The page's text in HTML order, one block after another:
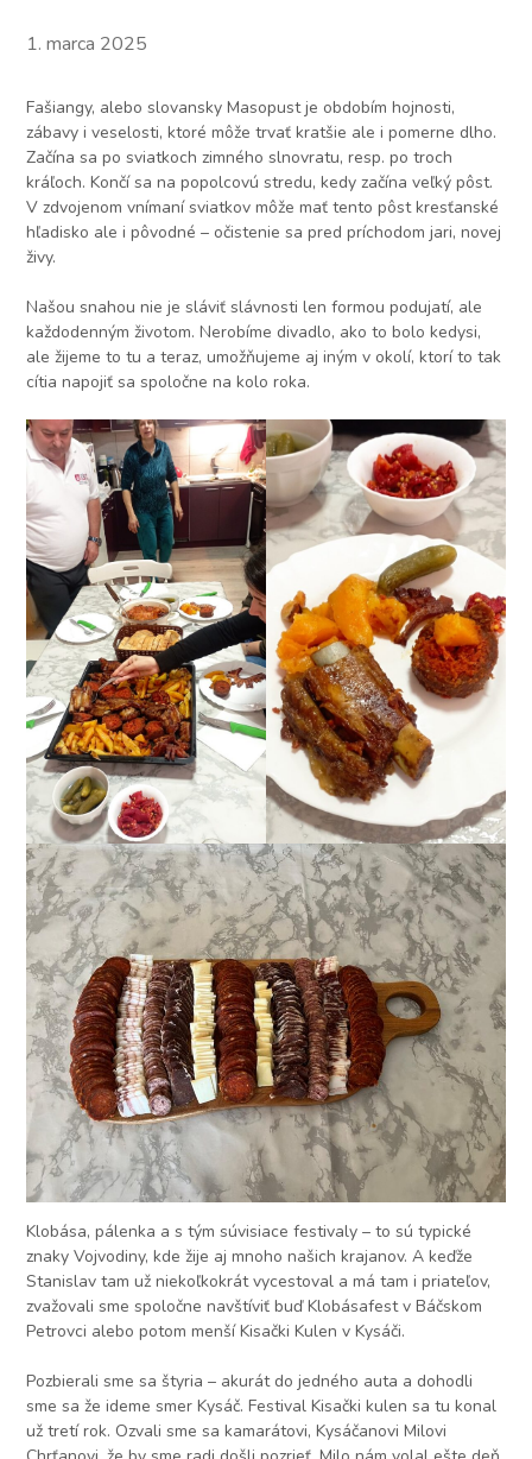
1. marca 2025
Fašiangy, alebo slovansky Masopust je obdobím hojnosti,
zábavy i veselosti, ktoré môže trvať kratšie ale i pomerne dlho.
Začína sa po sviatkoch zimného slnovratu, resp. po troch
kráľoch. Končí sa na popolcovú stredu, kedy začína veľký pôst.
V zdvojenom vnímaní sviatkov môže mať tento pôst kresťanské
hľadisko ale i pôvodné – očistenie sa pred príchodom jari, novej
živy.
Našou snahou nie je sláviť slávnosti len formou podujatí, ale
každodenným životom. Nerobíme divadlo, ako to bolo kedysi,
ale žijeme to tu a teraz, umožňujeme aj iným v okolí, ktorí to tak
cítia napojiť sa spoločne na kolo roka.
Klobása, pálenka a s tým súvisiace festivaly – to sú typické
znaky Vojvodiny, kde žije aj mnoho našich krajanov. A keďže
Stanislav tam už niekoľkokrát vycestoval a má tam i priateľov,
zvažovali sme spoločne navštíviť buď Klobásafest v Báčskom
Petrovci alebo potom menší Kisački Kulen v Kysáči.
Pozbierali sme sa štyria – akurát do jedného auta a dohodli
sme sa že ideme smer Kysáč. Festival Kisački kulen sa tu konal
už tretí rok. Ozvali sme sa kamarátovi, Kysáčanovi Milovi